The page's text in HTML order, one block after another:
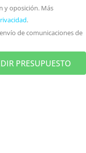
y oposición. Más
.
de comunicaciones de
PRESUPUESTO